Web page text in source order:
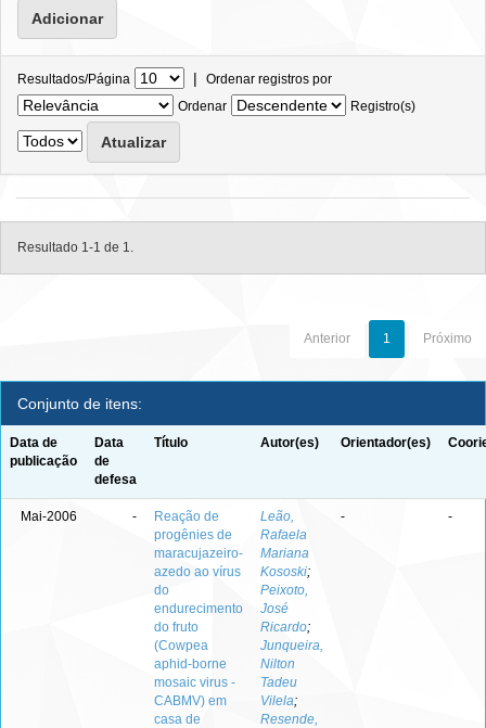
Resultados/Página | Ordenar registros por
Ordenar
Registro(s)
Resultado 1-1 de 1.
Anterior 1 Próximo
Conjunto de itens:
Data de
publicação
Data
de
defesa
Título Autor(es) Orientador(es)
Mai-2006 -
Reação de
progênies de
maracujazeiro-
azedo ao vírus
do
endurecimento
do fruto
(Cowpea
aphid-borne
mosaic virus -
CABMV) em
casa de
Leão,
Rafaela
Mariana
Kososki;
Peixoto,
José
Ricardo;
Junqueira,
Nilton
Tadeu
Vilela;
Resende,
- -